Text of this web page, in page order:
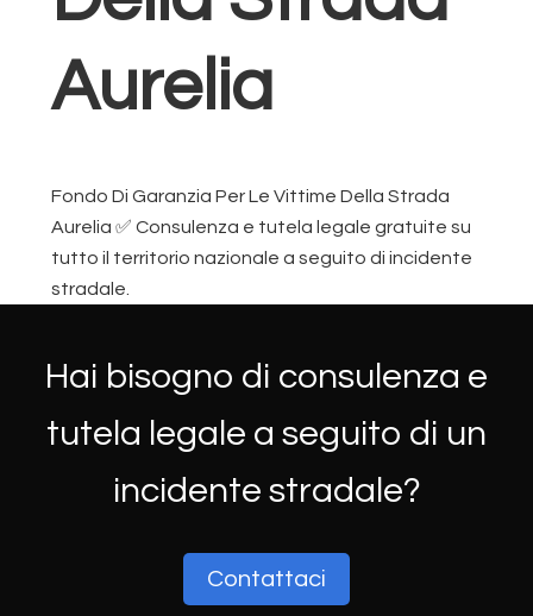
Aurelia
Fondo Di Garanzia Per Le Vittime Della Strada
Aurelia ✅ Consulenza e tutela legale gratuite su
tutto il territorio nazionale a seguito di incidente
stradale.
Hai bisogno di consulenza e
tutela legale a seguito di un
incidente stradale?
Contattaci